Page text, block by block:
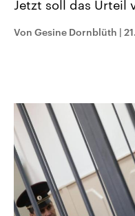
Audio-Archiv
Jetzt soll das Urteil
Von Gesine Dornblüth |